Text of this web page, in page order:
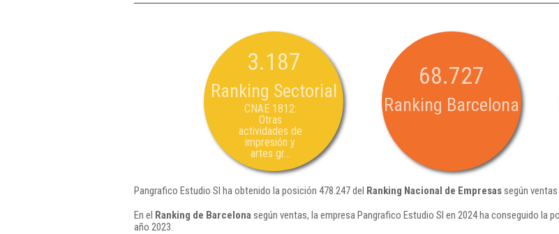
3.187
Ranking Sectorial
CNAE 1812:
Otras
actividades de
impresión y
artes gr...
68.727
Ranking Barcelona
Pangrafico Estudio Sl ha obtenido la posición 478.247 del Ranking Nacional de Empresassegún
En el Ranking de Barcelona según ventas, la empresa Pangrafico Estudio Sl en 2024 ha conseguido la
año 2023.